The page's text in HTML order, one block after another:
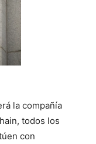
la compañía
todos los
con